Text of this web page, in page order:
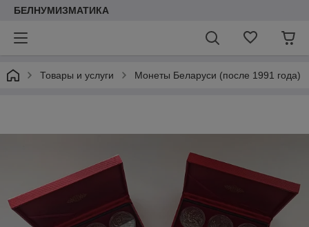
БЕЛНУМИЗМАТИКА
Товары и услуги Монеты Беларуси (после 1991 года)